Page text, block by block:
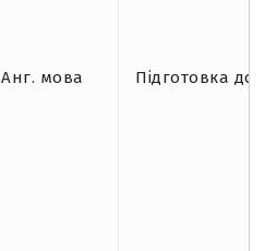
Анг. мова Підготовка до